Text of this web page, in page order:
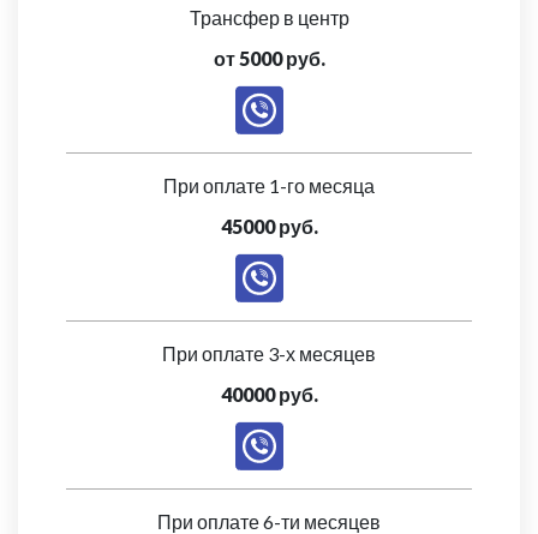
Трансфер в центр
от 5000 руб.
При оплате 1-го месяца
45000 руб.
При оплате 3-х месяцев
40000 руб.
При оплате 6-ти месяцев